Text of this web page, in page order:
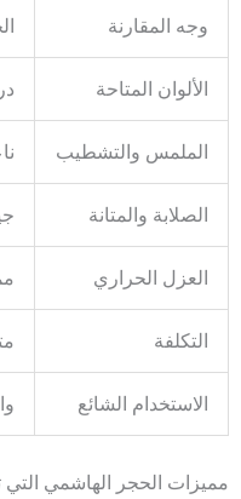
وجه المقارنة
الألوان المتاحة
الملمس والتشطيب
الصلابة والمتانة
العزل الحراري
التكلفة
الاستخدام الشائع
مميزات الحجر الهاشمي التي